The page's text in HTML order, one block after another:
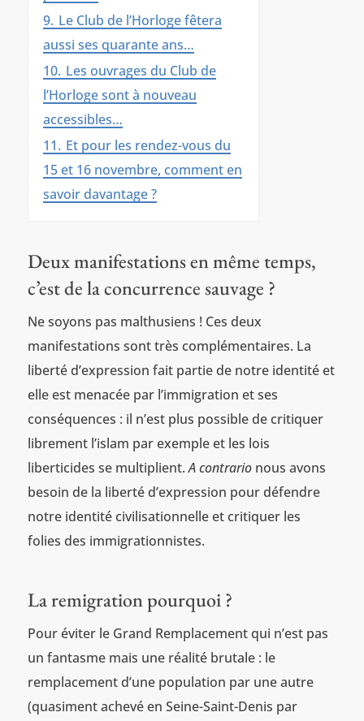
9. Le Club de l’Horloge fêtera
aussi ses quarante ans…
10. Les ouvrages du Club de
l’Horloge sont à nouveau
accessibles…
11. Et pour les rendez-vous du
15 et 16 novembre, comment en
savoir davantage ?
Deux manifestations en même temps,
c’est de la concurrence sauvage ?
Ne soyons pas malthusiens ! Ces deux
manifestations sont très complémentaires. La
liberté d’expression fait partie de notre identité et
elle est menacée par l’immigration et ses
conséquences : il n’est plus possible de critiquer
librement l’islam par exemple et les lois
liberticides se multiplient.A contrarionous avons
besoin de la liberté d’expression pour défendre
notre identité civilisationnelle et critiquer les
folies des immigrationnistes.
La remigration pourquoi ?
Pour éviter le Grand Remplacement qui n’est pas
un fantasme mais une réalité brutale : le
remplacement d’une population par une autre
(quasiment achevé en Seine-Saint-Denis par